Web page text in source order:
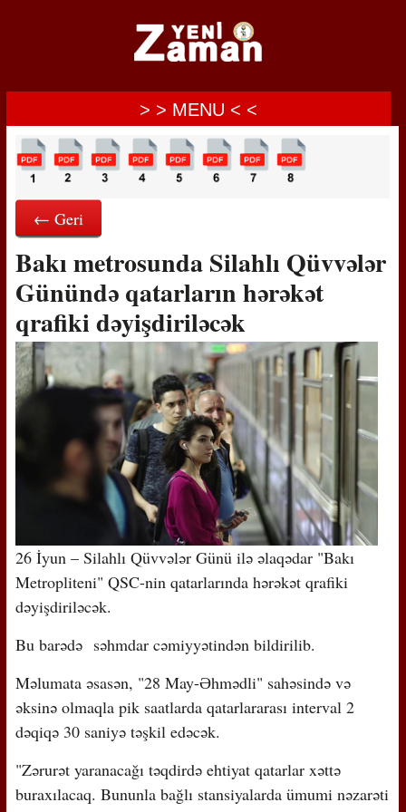
> > MENU < <
← Geri
Bakı metrosunda Silahlı Qüvvələr
Günündə qatarların hərəkət
qrafiki dəyişdiriləcək
26 İyun – Silahlı Qüvvələr Günü ilə əlaqədar "Bakı
Metropliteni" QSC-nin qatarlarında hərəkət qrafiki
dəyişdiriləcək.
Bu barədə səhmdar cəmiyyətindən bildirilib.
Məlumata əsasən, "28 May-Əhmədli" sahəsində və
əksinə olmaqla pik saatlarda qatarlararası interval 2
dəqiqə 30 saniyə təşkil edəcək.
"Zərurət yaranacağı təqdirdə ehtiyat qatarlar xəttə
buraxılacaq. Bununla bağlı stansiyalarda ümumi nəzarəti